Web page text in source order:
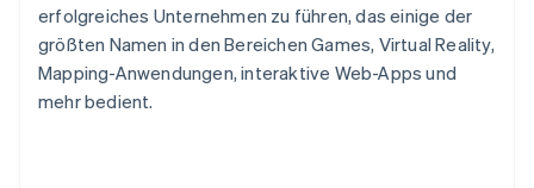
erfolgreiches Unternehmen zu führen, das einige der
größten Namen in den Bereichen Games, Virtual Reality,
Mapping-Anwendungen, interaktive Web-Apps und
mehr bedient.